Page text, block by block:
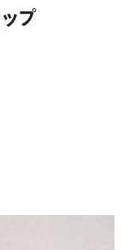
プ